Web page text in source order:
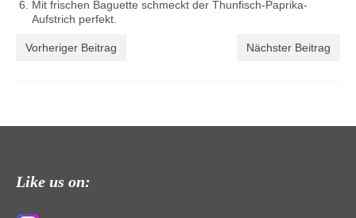
Mit frischen Baguette schmeckt der Thunfisch-Paprika-
Aufstrich perfekt.
Vorheriger Beitrag Nächster Beitrag
Like us on: